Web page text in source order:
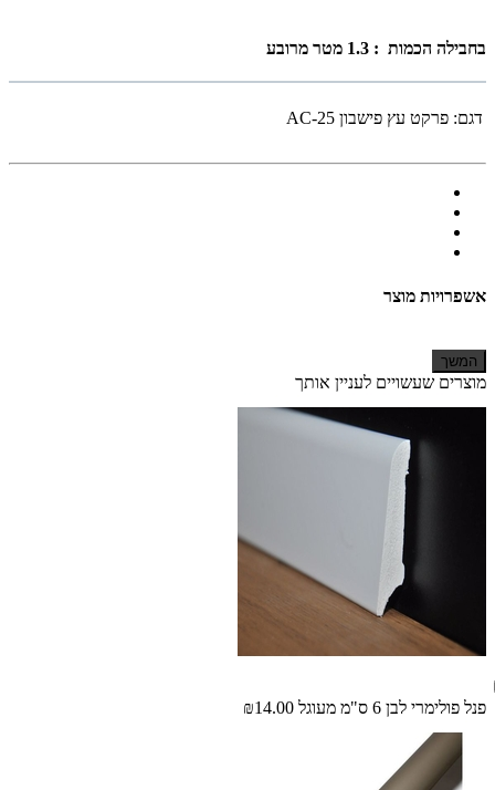
בחבילה הכמות : 1.3 מטר מרובע
דגם: פרקט עץ פישבון AC-25
אשפרויות מוצר
המשך
מוצרים שעשויים לעניין אותך
פנל פולימרי לבן 6 ס"מ מעוגל ₪14.00